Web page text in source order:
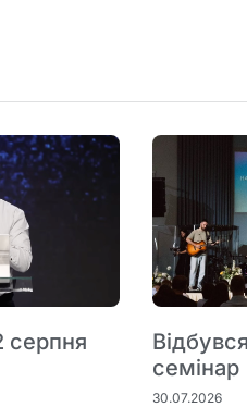
серпня
семінар
30.07.2026